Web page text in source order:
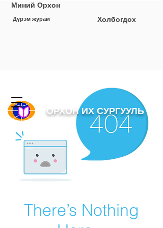
Дүрэм журам
Миний Орхон
Холбогдох
ОРХОН ИХ СУРГУУЛЬ
There’s Nothing